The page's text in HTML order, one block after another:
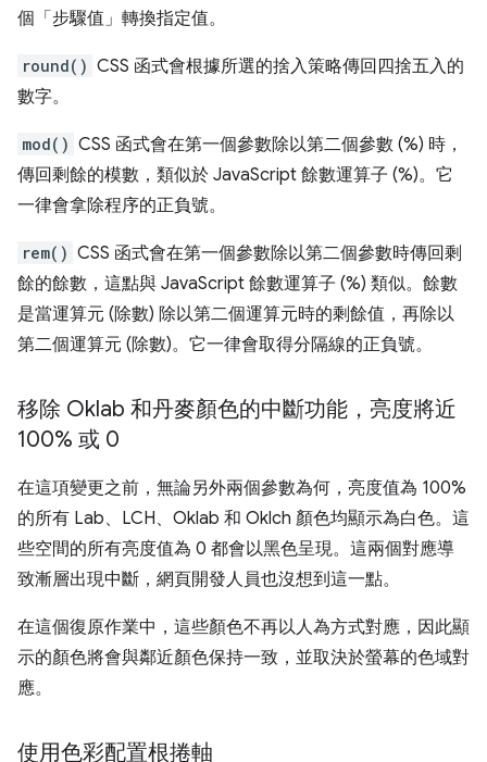
個「步驟值」轉換指定值。
round() CSS 函式會根據所選的捨入策略傳回四捨五入的
數字。
mod() CSS 函式會在第一個參數除以第二個參數 (%) 時，
傳回剩餘的模數，類似於 JavaScript 餘數運算子 (%)。它
一律會拿除程序的正負號。
rem() CSS 函式會在第一個參數除以第二個參數時傳回剩
餘的餘數，這點與 JavaScript 餘數運算子 (%) 類似。餘數
是當運算元 (除數) 除以第二個運算元時的剩餘值，再除以
第二個運算元 (除數)。它一律會取得分隔線的正負號。
移除 Oklab 和丹麥顏色的中斷功能，亮度將近
100% 或 0
在這項變更之前，無論另外兩個參數為何，亮度值為 100%
的所有 Lab、LCH、Oklab 和 Oklch 顏色均顯示為白色。這
些空間的所有亮度值為 0 都會以黑色呈現。這兩個對應導
致漸層出現中斷，網頁開發人員也沒想到這一點。
在這個復原作業中，這些顏色不再以人為方式對應，因此顯
示的顏色將會與鄰近顏色保持一致，並取決於螢幕的色域對
應。
使用色彩配置根捲軸